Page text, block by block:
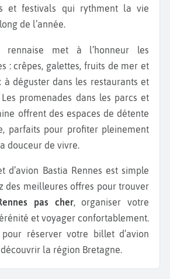
et festivals qui rythment la vie
de l’année.
: crêpes, galettes, fruits de mer et
à déguster dans les restaurants et
promenades dans les parcs et
offrent des espaces de détente
parfaits pour profiter pleinement
douceur de vivre.
des meilleures offres pour trouver
pas cher, organiser votre
et voyager confortablement.
pour réserver votre billet d’avion
la région Bretagne.